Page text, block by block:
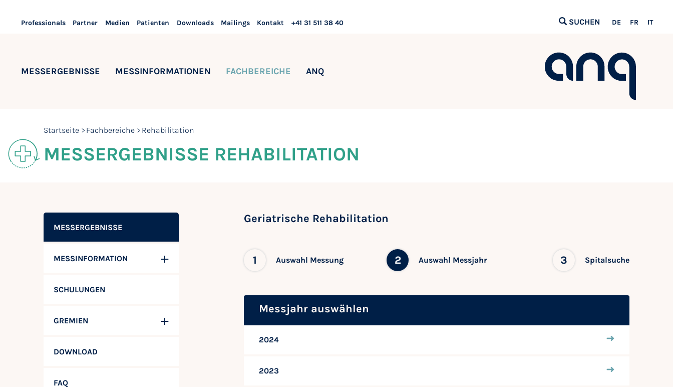
Professionals Partner Medien Patienten Downloads Mailings Kontakt +41 31 511 38 40 SUCHEN DE FR IT
MESSERGEBNISSE MESSINFORMATIONEN FACHBEREICHE ANQ
Startseite Fachbereiche Rehabilitation
MESSERGEBNISSE REHABILITATION
MESSERGEBNISSE
MESSINFORMATION
SCHULUNGEN
GREMIEN
DOWNLOAD
FAQ
Geriatrische Rehabilitation
1 Auswahl Messung 2 Auswahl Messjahr 3 Spitalsuche
Messjahr auswählen
2024
2023